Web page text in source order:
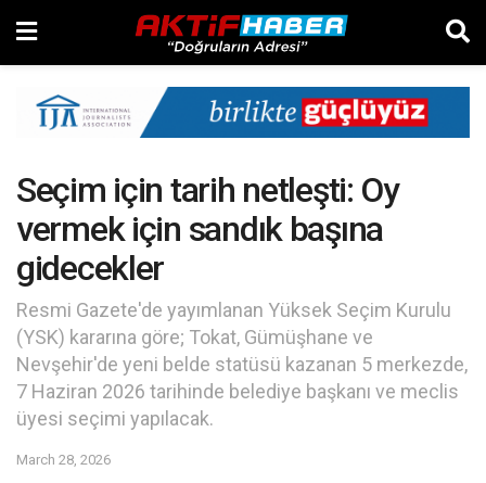
Seçim için tarih netleşti: Oy
vermek için sandık başına
gidecekler
Resmi Gazete'de yayımlanan Yüksek Seçim Kurulu
(YSK) kararına göre; Tokat, Gümüşhane ve
Nevşehir'de yeni belde statüsü kazanan 5 merkezde,
7 Haziran 2026 tarihinde belediye başkanı ve meclis
üyesi seçimi yapılacak.
March 28, 2026